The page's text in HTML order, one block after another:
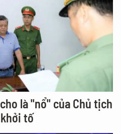
là "nổ" của Chủ tịch
tố